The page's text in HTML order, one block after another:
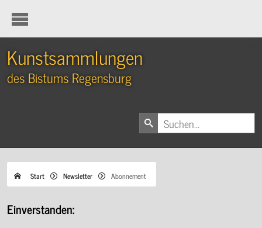
Kunstsammlungen
des Bistums Regensburg
Start Newsletter Abonnement
Einverstanden: